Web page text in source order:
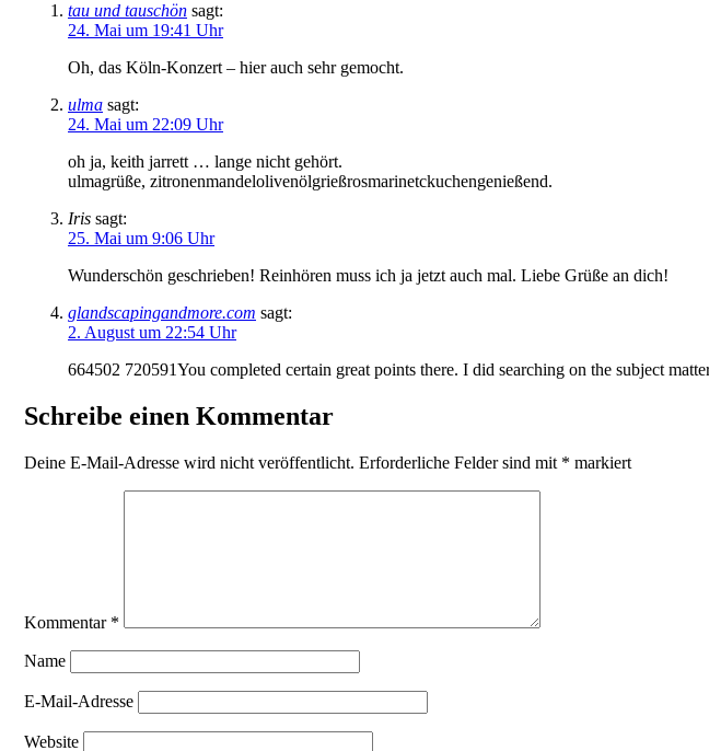
tau und tauschön sagt:
24. Mai um 19:41 Uhr
Oh, das Köln-Konzert – hier auch sehr gemocht.
ulma sagt:
24. Mai um 22:09 Uhr
oh ja, keith jarrett … lange nicht gehört.
ulmagrüße, zitronenmandelolivenölgrießrosmarinetckuchengenießend.
Iris sagt:
25. Mai um 9:06 Uhr
Wunderschön geschrieben! Reinhören muss ich ja jetzt auch mal. Liebe Grüße an dich!
glandscapingandmore.com sagt:
2. August um 22:54 Uhr
664502 720591You completed certain great points there. I did searching on the subject
Schreibe einen Kommentar
Deine E-Mail-Adresse wird nicht veröffentlicht. Erforderliche Felder sind mit * markiert
Kommentar *
Name
E-Mail-Adresse
Website